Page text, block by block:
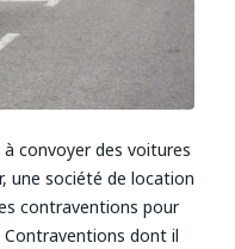
convoyer des voitures
une société de location
contraventions pour
dont il